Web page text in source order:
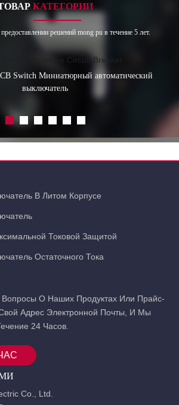
КАТЕГОРИИ
решений mong pu в течение 5 лет.
Switch Миниатюрный автоматический
выключатель
В Литом Корпусе
Токовой Защитой
Остаточного Тока
Вопросы О Наших Продуктах Или Прайс-
Адрес Электронной Почты, И Мы
24 Часов.
Co., Ltd.